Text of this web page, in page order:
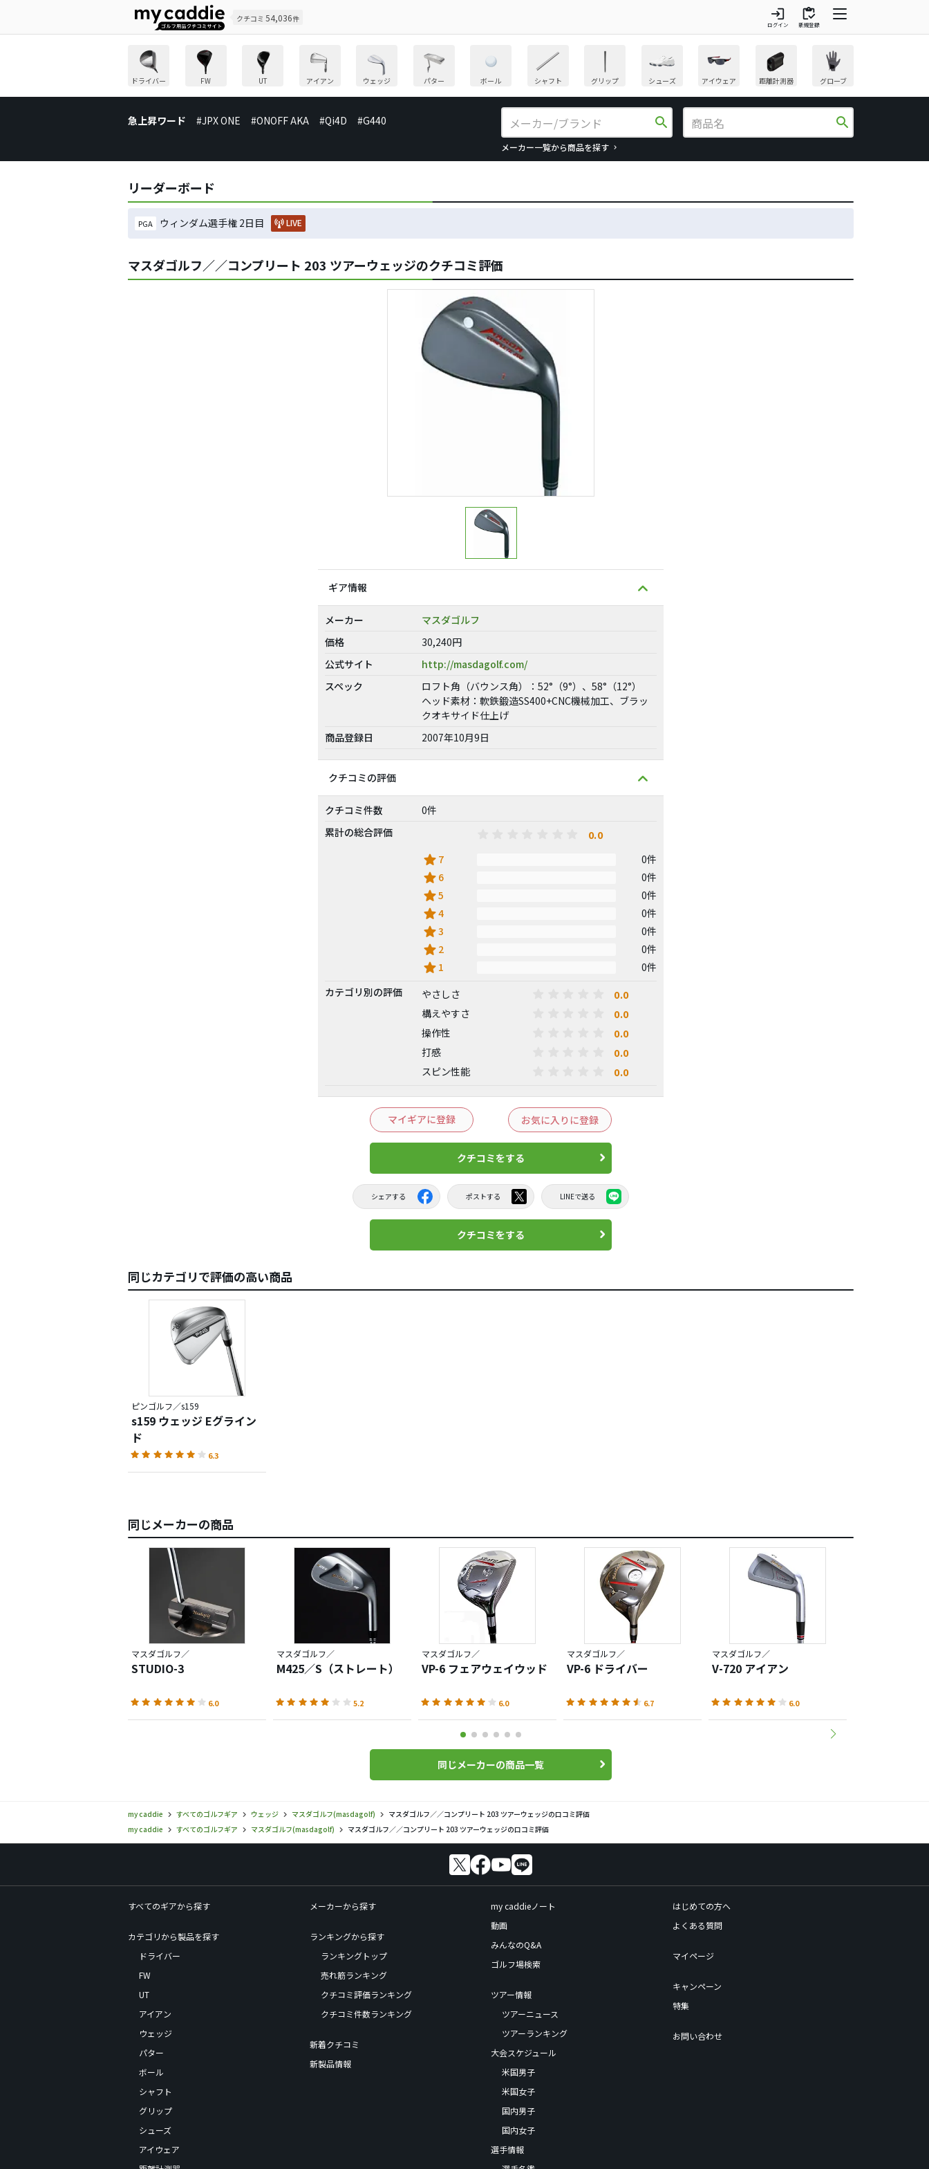
クチコミ 54,036件 login
ログイン
inventory
新規登録
ドライバー FW UT アイアン ウェッジ パター ボール シャフト グリップ シューズ アイウェア 距離計測器 グローブ
急上昇ワード #JPX ONE #ONOFF AKA #Qi4D #G440 search
メーカー一覧から商品を探す
search
リーダーボード
PGA ウィンダム選手権 2日目 LIVE
マスダゴルフ／／コンプリート 203 ツアーウェッジのクチコミ評価
ギア情報
メーカー
マスダゴルフ
価格
30,240円
公式サイト
http://masdagolf.com/
スペック
ロフト角（バウンス角）：52°（9°）、58°（12°）
ヘッド素材：軟鉄鍛造SS400+CNC機械加工、ブラッ
クオキサイド仕上げ
商品登録日
2007年10月9日
クチコミの評価
クチコミ件数
0件
累計の総合評価
0.0
star 7 0件
star 6 0件
star5 0件
star4 0件
star3 0件
star 2 0件
star 1
0件
カテゴリ別の評価
やさしさ 0.0
構えやすさ 0.0
操作性 0.0
打感 0.0
スピン性能 0.0
マイギアに登録 お気に入りに登録
クチコミをする
シェアする ポストする LINEで送る
クチコミをする
同じカテゴリで評価の高い商品
ピンゴルフ／s159
s159 ウェッジ Eグライン
ド
6.3
同じメーカーの商品
マスダゴルフ／
STUDIO-3
6.0
マスダゴルフ／
M425／S（ストレート）
5.2
マスダゴルフ／
VP-6 フェアウェイウッド
6.0
マスダゴルフ／
VP-6 ドライバー
6.7
マスダゴルフ／
V-720 アイアン
6.0
同じメーカーの商品一覧
my caddie すべてのゴルフギア ウェッジ マスダゴルフ(masdagolf)
マスダゴルフ／／コンプリート 203 ツアーウェッジの口コミ評価
my caddie
すべてのゴルフギア マスダゴルフ(masdagolf) マスダゴルフ／／コンプリート 203 ツアーウェッジの口コミ評価
すべてのギアから探す
カテゴリから製品を探す
ドライバー
FW
UT
アイアン
ウェッジ
パター
ボール
シャフト
グリップ
シューズ
アイウェア
メーカーから探す
ランキングから探す
ランキングトップ
売れ筋ランキング
クチコミ評価ランキング
クチコミ件数ランキング
新着クチコミ
新製品情報
my caddieノート
動画
みんなのQ&A
ゴルフ場検索
ツアー情報
ツアーニュース
ツアーランキング
大会スケジュール
米国男子
米国女子
国内男子
国内女子
選手情報
はじめての方へ
よくある質問
マイページ
キャンペーン
特集
お問い合わせ